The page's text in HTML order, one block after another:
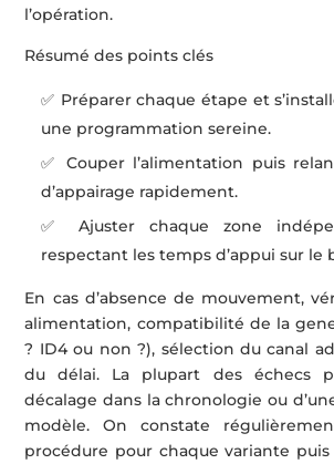
l’opération.
Résumé des points clés
✅ Préparer chaque étape et
une programmation sereine.
✅ Couper l’alimentation puis
d’appairage rapidement.
✅ Ajuster chaque zone
respectant les temps d’appui sur le
En cas d’absence de mouvement,
alimentation, compatibilité de la
? ID4 ou non ?), sélection du canal
du délai. La plupart des échecs
décalage dans la chronologie ou
modèle. On constate
procédure pour chaque variante